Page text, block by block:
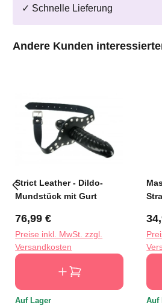
✓ Schnelle Lieferung
Produktgalerie überspringen
Andere Kunden
Strict Leather - Dildo-
Mundstück mit Gurt
Regulärer Preis:
76,99 €
Preise inkl. MwSt. zzgl.
Versandkosten
Auf Lager Auf